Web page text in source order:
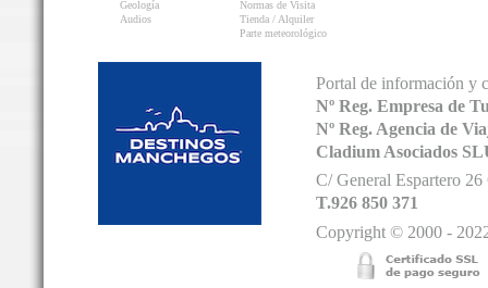
Geología
Audios
Normas de Visita
Tienda / Alquiler
Parte meteorológico
Portal de información y
Nº Reg. Empresa de
Nº Reg. Agencia de
Cladium Asociados
C/ General Espartero
T.926 850 371
Copyright © 2000 -